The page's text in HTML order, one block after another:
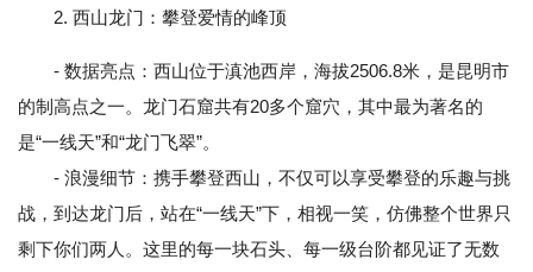
2. 西山龙门：攀登爱情的峰顶
- 数据亮点：西山位于滇池西岸，海拔2506.8米，是昆明市
的制高点之一。龙门石窟共有20多个窟穴，其中最为著名的
是“一线天”和“龙门飞翠”。
- 浪漫细节：携手攀登西山，不仅可以享受攀登的乐趣与挑
战，到达龙门后，站在“一线天”下，相视一笑，仿佛整个世界只
剩下你们两人。这里的每一块石头、每一级台阶都见证了无数